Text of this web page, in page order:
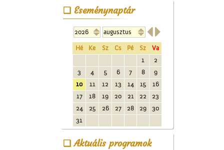
Eseménynaptár

Hé Ke Sz Cs Pé Sz
Va
1
2
3
4 5 6 7 8
9
10
11 12 13 14 15
16
17
18 19 20 21 22
23
24
25 26 27 28 29
30
31
Aktuális programok